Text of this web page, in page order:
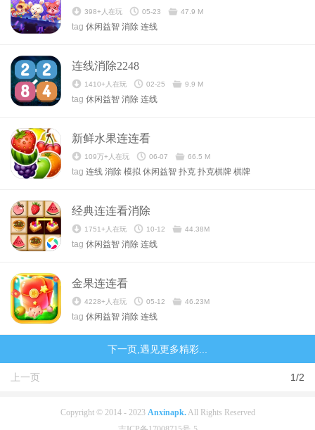
398+人在玩 05-23 47.9 M
tag 休闲益智 消除 连线
连线消除2248
1410+人在玩 02-25 9.9 M
tag 休闲益智 消除 连线
新鲜水果连连看
109万+人在玩 06-07 66.5 M
tag 连线 消除 模拟 休闲益智 扑克 扑克棋牌 棋牌
经典连连看消除
1751+人在玩 10-12 44.38M
tag 休闲益智 消除 连线
金果连连看
4228+人在玩 05-12 46.23M
tag 休闲益智 消除 连线
下一页,遇见更多精彩...
1/2
上一页
Copyright © 2014 - 2023 Anxinapk.All Rights Reserved